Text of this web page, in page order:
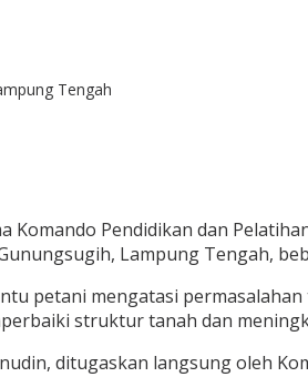
Tengah
Pendidikan dan
Lampung Tengah,
petani mengatasi
struktur tanah dan
ditugaskan langsung oleh